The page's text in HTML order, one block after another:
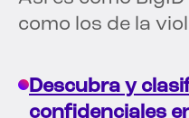
como los de la
Descubra y
confidenciales